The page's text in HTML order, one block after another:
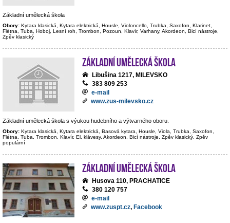
Základní umělecká škola
Obory: Kytara klasická, Kytara elektrická, Housle, Violoncello, Trubka, Saxofon, Klarinet,
Flétna, Tuba, Hoboj, Lesní roh, Trombon, Pozoun, Klavír, Varhany, Akordeon, Bicí nástroje,
Zpěv klasický
Základní umělecká škola
Libušina 1217, MILEVSKO
383 809 253
e-mail
www.zus-milevsko.cz
Základní umělecká škola s výukou hudebního a výtvarného oboru.
Obory: Kytara klasická, Kytara elektrická, Basová kytara, Housle, Viola, Trubka, Saxofon,
Flétna, Tuba, Trombon, Klavír, El. klávesy, Akordeon, Bicí nástroje, Zpěv klasický, Zpěv
populární
Základní umělecká škola
Husova 110, PRACHATICE
380 120 757
e-mail
www.zuspt.cz, Facebook